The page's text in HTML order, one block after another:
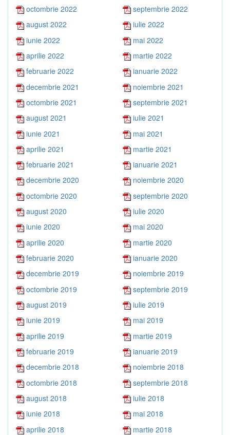
octombrie 2022
septembrie 2022
august 2022
iulie 2022
iunie 2022
mai 2022
aprilie 2022
martie 2022
februarie 2022
ianuarie 2022
decembrie 2021
noiembrie 2021
octombrie 2021
septembrie 2021
august 2021
iulie 2021
iunie 2021
mai 2021
aprilie 2021
martie 2021
februarie 2021
ianuarie 2021
decembrie 2020
noiembrie 2020
octombrie 2020
septembrie 2020
august 2020
iulie 2020
iunie 2020
mai 2020
aprilie 2020
martie 2020
februarie 2020
ianuarie 2020
decembrie 2019
noiembrie 2019
octombrie 2019
septembrie 2019
august 2019
iulie 2019
iunie 2019
mai 2019
aprilie 2019
martie 2019
februarie 2019
ianuarie 2019
decembrie 2018
noiembrie 2018
octombrie 2018
septembrie 2018
august 2018
iulie 2018
iunie 2018
mai 2018
aprilie 2018
martie 2018